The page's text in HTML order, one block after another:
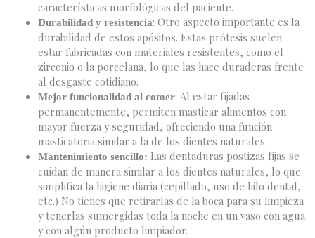
características morfológicas del paciente.
Durabilidad y resistencia: Otro aspecto importante es la
durabilidad de estos apósitos. Estas prótesis suelen
estar fabricadas con materiales resistentes, como el
zirconio o la porcelana, lo que las hace duraderas frente
al desgaste cotidiano.
Mejor funcionalidad al comer: Al estar fijadas
permanentemente, permiten masticar alimentos con
mayor fuerza y seguridad, ofreciendo una función
masticatoria similar a la de los dientes naturales.
Mantenimiento sencillo: Las dentaduras postizas fijas se
cuidan de manera similar a los dientes naturales, lo que
simplifica la higiene diaria (cepillado, uso de hilo dental,
etc.) No tienes que retirarlas de la boca para su limpieza
y tenerlas sumergidas toda la noche en un vaso con agua
y con algún producto limpiador.